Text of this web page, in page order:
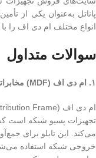
پاناتل به‌عنوان یکی از
انواع مختلف ام دی اف را
سوالات متداول
۱. ام دی اف (MDF) مخابراتی چیست و چه کاربردی دارد؟
تجهیزات پسیو شبکه است
می‌کند. این تابلو برای
خروجی شبکه استفاده